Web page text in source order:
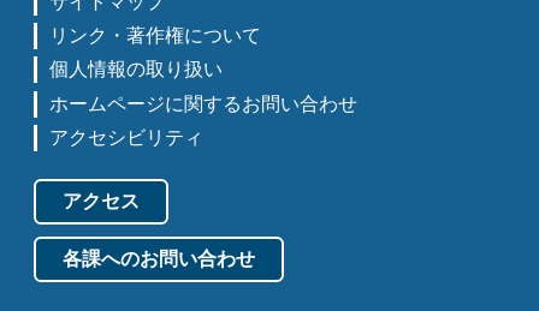
リンク・著作権について
個人情報の取り扱い
ホームページに関するお問い合わせ
アクセシビリティ
アクセス
各課へのお問い合わせ